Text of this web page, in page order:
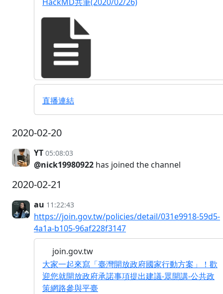
直播連結
2020-02-20
YT 05:08:03
@nick19980922 has joined the channel
2020-02-21
au 11:22:43
https://join.gov.tw/policies/detail/031e9918-59d5-
4a1a-b105-96af228f3147
join.gov.tw
大家一起來寫「臺灣開放政府國家行動方案」！歡
迎您就開放政府承諾事項提出建議-眾開講-公共政
策網路參與平臺